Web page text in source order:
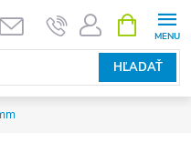
HĽADAŤ
KOŠÍK